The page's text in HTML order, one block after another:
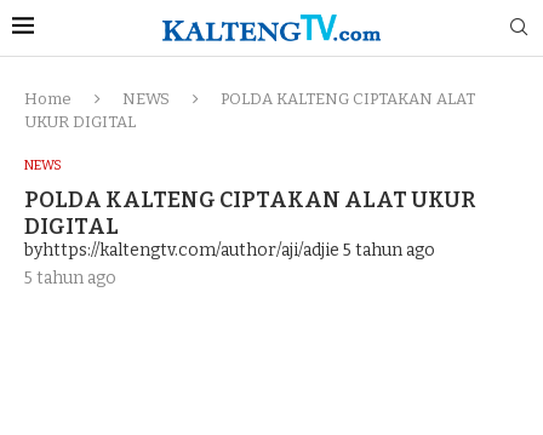
Home NEWS
POLDA KALTENG CIPTAKAN ALAT
UKUR DIGITAL
NEWS
POLDA KALTENG CIPTAKAN ALAT UKUR
DIGITAL
byhttps://kaltengtv.com/author/aji/adjie 5 tahun ago
5 tahun ago